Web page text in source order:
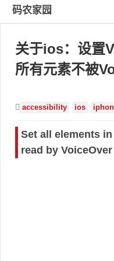
码农家园
关于ios：设置
所有元素不被
accessibility ios
Set all elements
read by VoiceOver